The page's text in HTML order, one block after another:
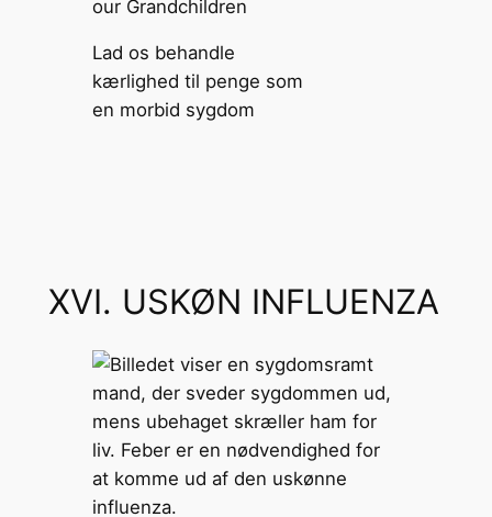
Lad os behandle
kærlighed til penge som
en morbid sygdom
XVI. USKØN INFLUENZA